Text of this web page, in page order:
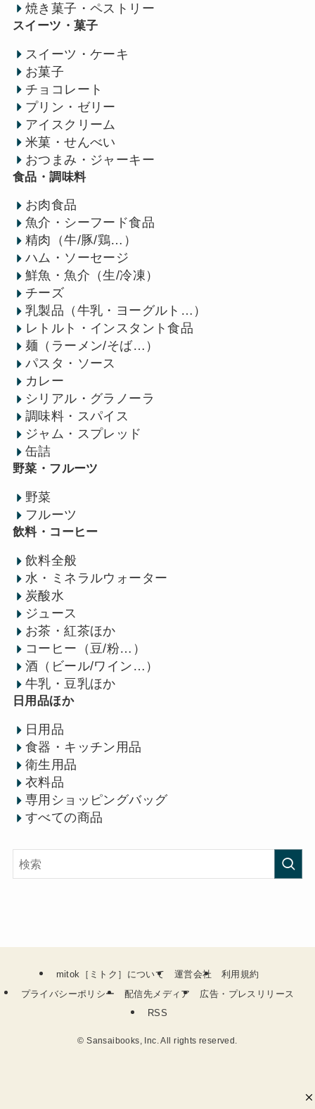
焼き菓子・ペストリー
スイーツ・菓子
スイーツ・ケーキ
お菓子
チョコレート
プリン・ゼリー
アイスクリーム
米菓・せんべい
おつまみ・ジャーキー
食品・調味料
お肉食品
魚介・シーフード食品
精肉（牛/豚/鶏…）
ハム・ソーセージ
鮮魚・魚介（生/冷凍）
チーズ
乳製品（牛乳・ヨーグルト…）
レトルト・インスタント食品
麺（ラーメン/そば…）
パスタ・ソース
カレー
シリアル・グラノーラ
調味料・スパイス
ジャム・スプレッド
缶詰
野菜・フルーツ
野菜
フルーツ
飲料・コーヒー
飲料全般
水・ミネラルウォーター
炭酸水
ジュース
お茶・紅茶ほか
コーヒー（豆/粉…）
酒（ビール/ワイン…）
牛乳・豆乳ほか
日用品ほか
日用品
食器・キッチン用品
衛生用品
衣料品
専用ショッピングバッグ
すべての商品
mitok［ミトク］について 運営会社
利用規約
プライバシーポリシー
配信先メディア
広告・プレスリリース
RSS
© Sansaibooks, Inc. All rights reserved.